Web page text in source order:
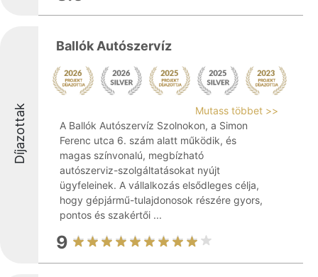
Díjazottak
Ballók Autószervíz
Mutass többet >>
A Ballók Autószervíz Szolnokon, a Simon
Ferenc utca 6. szám alatt működik, és
magas színvonalú, megbízható
autószerviz-szolgáltatásokat nyújt
ügyfeleinek. A vállalkozás elsődleges célja,
hogy gépjármű-tulajdonosok részére gyors,
pontos és szakértői ...
9